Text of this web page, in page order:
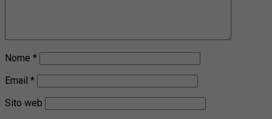
Nome *
Email *
Sito web